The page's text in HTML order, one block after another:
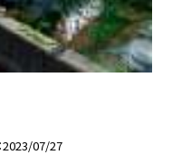
2023/07/27